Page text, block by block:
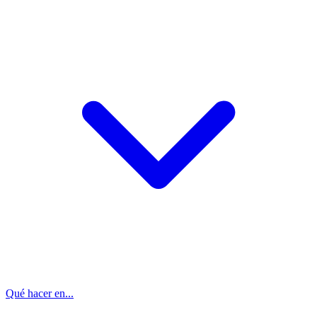
Qué hacer en...